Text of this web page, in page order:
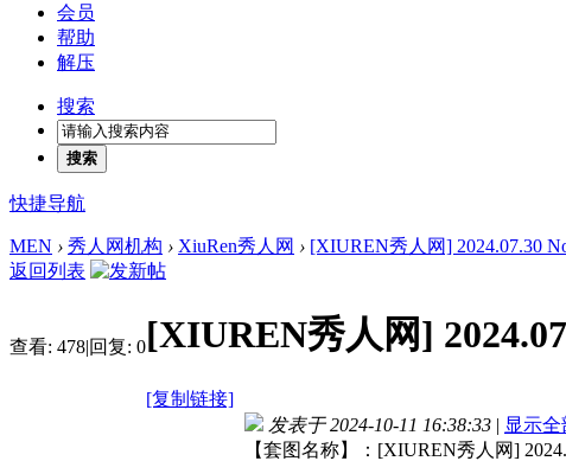
会员
帮助
解压
搜索
搜索
快捷导航
MEN › 秀人网机构 › XiuRen秀人网 › [XIUREN秀人网] 2024.07.30
返回列表
查看: 478|回复: 0[XIUREN秀人网]
[复制链接]
发表于 2024-10-11 16:38:33 | 显示
【套图名称】：[XIUREN秀人网]